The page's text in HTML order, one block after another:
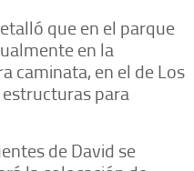
que en el parque
en la
caminata, en el de Los
para
de David se